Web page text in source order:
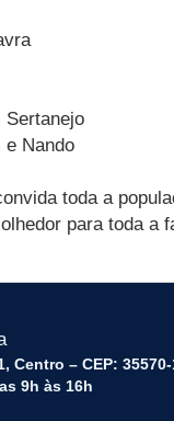
Sertanejo
e Nando
toda a
para toda a
Centro – CEP:
9h às 16h